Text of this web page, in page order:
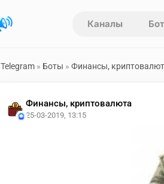
Каналы
Telegram » Боты » Финансы,
Финансы, криптовалюта
25-03-2019, 13:15